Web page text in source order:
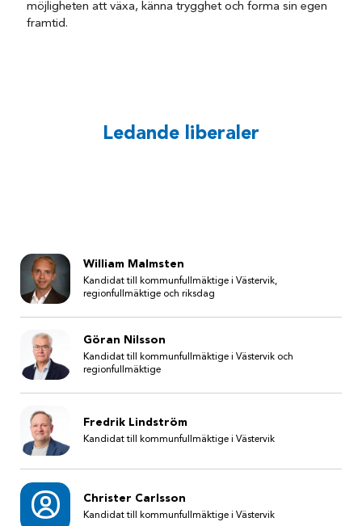
möjligheten att växa, känna trygghet och forma sin egen
framtid.
Ledande liberaler
William Malmsten
Kandidat till kommunfullmäktige i Västervik,
regionfullmäktige och riksdag
Göran Nilsson
Kandidat till kommunfullmäktige i Västervik och
regionfullmäktige
Fredrik Lindström
Kandidat till kommunfullmäktige i Västervik
Christer Carlsson
Kandidat till kommunfullmäktige i Västervik